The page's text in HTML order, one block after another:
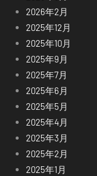
2026年2月
2025年12月
2025年10月
2025年9月
2025年7月
2025年6月
2025年5月
2025年4月
2025年3月
2025年2月
2025年1月